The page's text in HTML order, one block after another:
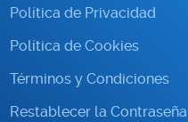
Política de Privacidad
Política de Cookies
Términos y Condiciones
Restablecer la Contraseña